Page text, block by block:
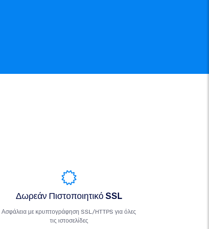
Δωρεάν Πιστοποιητικό SSL
Ασφάλεια με κρυπτογράφηση SSL/HTTPS για όλες
τις ιστοσελίδες